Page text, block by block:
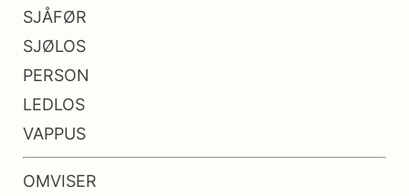
SJÅFØR
SJØLOS
PERSON
LEDLOS
VAPPUS
OMVISER